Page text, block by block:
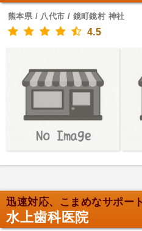
熊本県 / 八代市 / 鏡町鏡村 神社
4.5
水上歯科医院